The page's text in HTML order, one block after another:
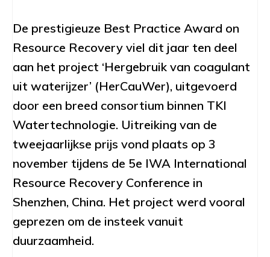
De prestigieuze Best Practice Award on
Resource Recovery viel dit jaar ten deel
aan het project ‘Hergebruik van coagulant
uit waterijzer’ (HerCauWer), uitgevoerd
door een breed consortium binnen TKI
Watertechnologie. Uitreiking van de
tweejaarlijkse prijs vond plaats op 3
november tijdens de 5e IWA International
Resource Recovery Conference in
Shenzhen, China. Het project werd vooral
geprezen om de insteek vanuit
duurzaamheid.